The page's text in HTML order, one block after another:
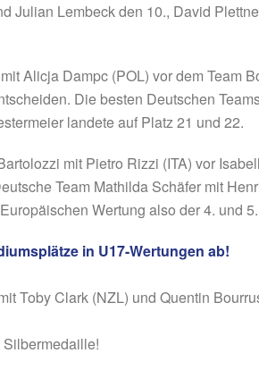
Julian Lembeck den 10., David
Alicja Dampc (POL) vor dem Team
Die besten Deutschen
landete auf Platz 21 und 22.
mit Pietro Rizzi (ITA) vor
Team Mathilda Schäfer mit
Wertung also der 4. und
in U17-Wertungen ab!
Toby Clark (NZL) und Quentin